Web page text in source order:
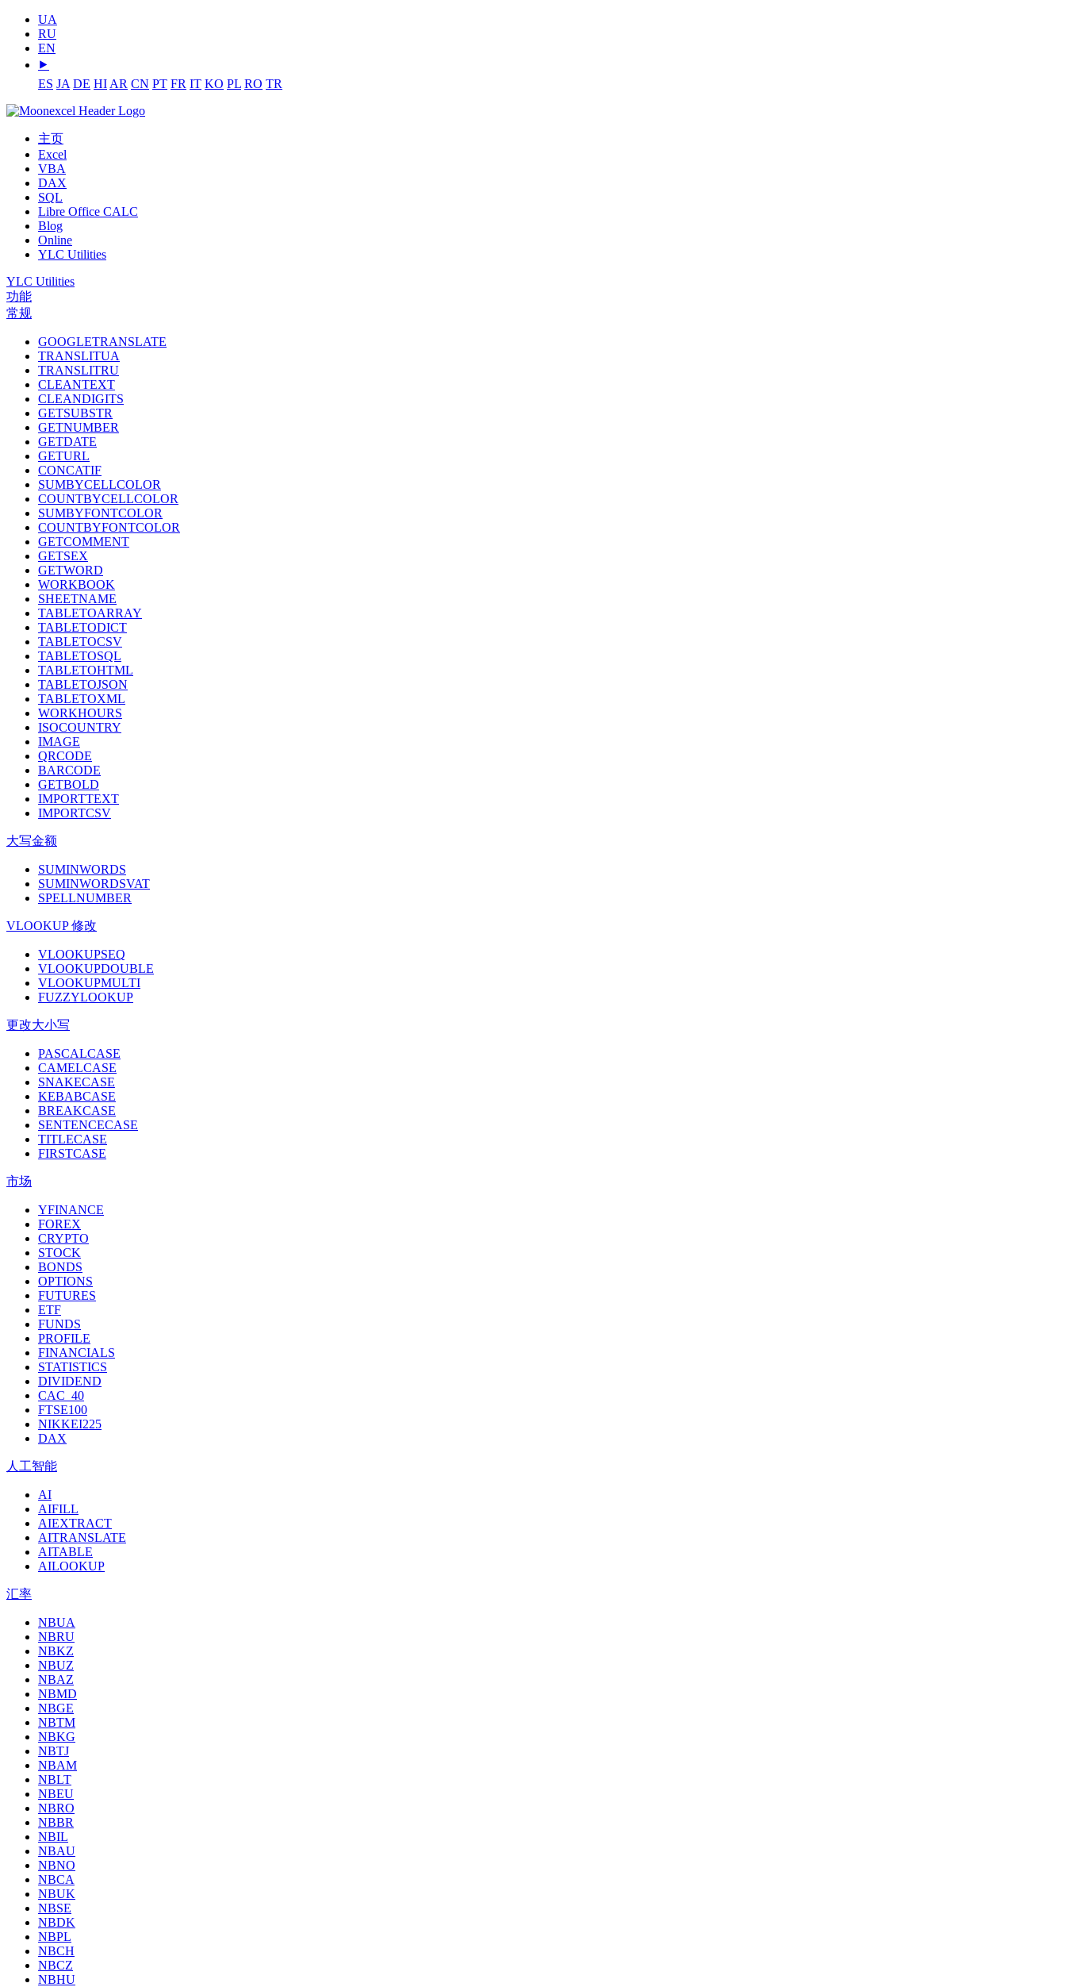
UA
RU
EN
⯈
ES JA DE HI AR CN PT FR IT KO PL RO TR
主页
Excel
VBA
DAX
SQL
Libre Office CALC
Blog
Online
YLC Utilities
YLC Utilities
功能
常规
GOOGLETRANSLATE
TRANSLITUA
TRANSLITRU
CLEANTEXT
CLEANDIGITS
GETSUBSTR
GETNUMBER
GETDATE
GETURL
CONCATIF
SUMBYCELLCOLOR
COUNTBYCELLCOLOR
SUMBYFONTCOLOR
COUNTBYFONTCOLOR
GETCOMMENT
GETSEX
GETWORD
WORKBOOK
SHEETNAME
TABLETOARRAY
TABLETODICT
TABLETOCSV
TABLETOSQL
TABLETOHTML
TABLETOJSON
TABLETOXML
WORKHOURS
ISOCOUNTRY
IMAGE
QRCODE
BARCODE
GETBOLD
IMPORTTEXT
IMPORTCSV
大写金额
SUMINWORDS
SUMINWORDSVAT
SPELLNUMBER
VLOOKUP 修改
VLOOKUPSEQ
VLOOKUPDOUBLE
VLOOKUPMULTI
FUZZYLOOKUP
更改大小写
PASCALCASE
CAMELCASE
SNAKECASE
KEBABCASE
BREAKCASE
SENTENCECASE
TITLECASE
FIRSTCASE
市场
YFINANCE
FOREX
CRYPTO
STOCK
BONDS
OPTIONS
FUTURES
ETF
FUNDS
PROFILE
FINANCIALS
STATISTICS
DIVIDEND
CAC_40
FTSE100
NIKKEI225
DAX
人工智能
AI
AIFILL
AIEXTRACT
AITRANSLATE
AITABLE
AILOOKUP
汇率
NBUA
NBRU
NBKZ
NBUZ
NBAZ
NBMD
NBGE
NBTM
NBKG
NBTJ
NBAM
NBLT
NBEU
NBRO
NBBR
NBIL
NBAU
NBNO
NBCA
NBUK
NBSE
NBDK
NBPL
NBCH
NBCZ
NBHU